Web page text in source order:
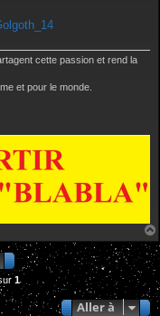
cette passion et rend la
et pour le monde.
1
Aller à